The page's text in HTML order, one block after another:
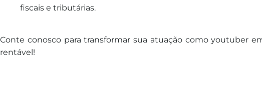
fiscais e tributárias.
Conte conosco para transformar sua atuação como youtuber
rentável!